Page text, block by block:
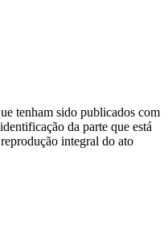
tenham sido publicados com
da parte que está
integral do ato